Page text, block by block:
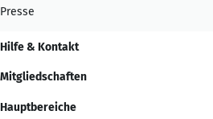
Presse
Hilfe & Kontakt
Mitgliedschaften
Hauptbereiche